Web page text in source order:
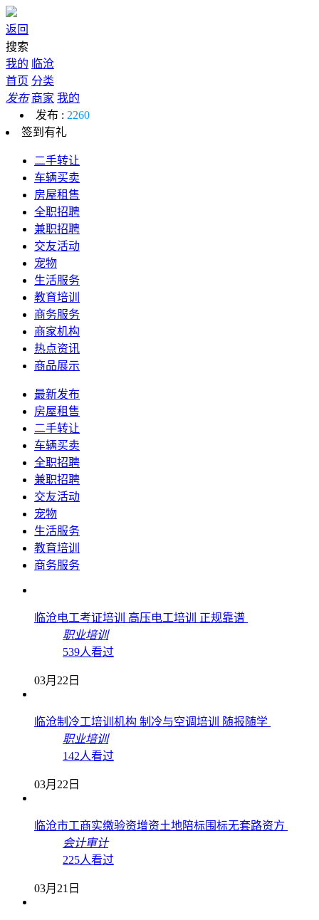
返回
搜索
我的 临沧
首页 分类
发布 商家 我的
发布 : 2260
签到有礼
二手转让
车辆买卖
房屋租售
全职招聘
兼职招聘
交友活动
宠物
生活服务
教育培训
商务服务
商家机构
热点资讯
商品展示
最新发布
房屋租售
二手转让
车辆买卖
全职招聘
兼职招聘
交友活动
宠物
生活服务
教育培训
商务服务
临沧电工考证培训 高压电工培训 正规靠谱
职业培训
539人看过
03月22日
临沧制冷工培训机构 制冷与空调培训 随报随学
职业培训
142人看过
03月22日
临沧市工商实缴验资增资土地陪标围标无套路资方
会计审计
225人看过
03月21日